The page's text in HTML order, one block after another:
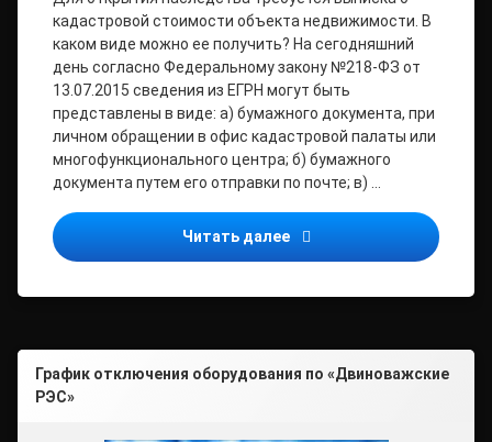
кадастровой стоимости объекта недвижимости. В
каком виде можно ее получить? На сегодняшний
день согласно Федеральному закону №218-ФЗ от
13.07.2015 сведения из ЕГРН могут быть
представлены в виде: а) бумажного документа, при
личном обращении в офис кадастровой палаты или
многофункционального центра; б) бумажного
документа путем его отправки по почте; в) …
Читать далее Филиал ФГБУ «ФКП
График отключения оборудования по «Двиноважские
РЭС»